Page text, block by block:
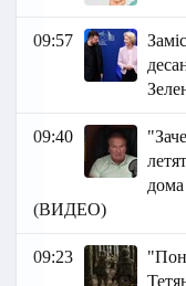
09:57
09:40
(ВИДЕО)
09:23